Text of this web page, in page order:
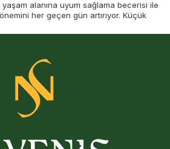
alanına uyum sağlama becerisi ile
her geçen gün artırıyor. Küçük
Evde ya da ofiste kullanabileceğiniz bu
kültürünün gelişimi ile paralel bir yol
antik medeniyetlere kadar uzanır. Eski
sehpa benzeri mobilyalar,
ve işlevsel kullanımlar için tercih edilirdi.
taşınabilir olmaları ve çeşitli amaçlarla
ihtiyaca hitap eden kompakt ve zarif